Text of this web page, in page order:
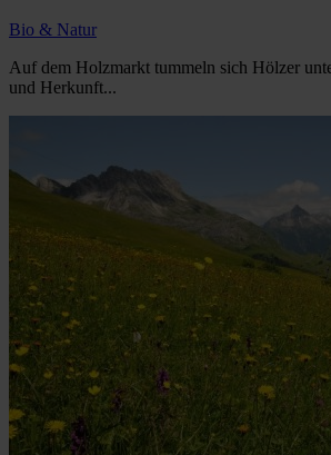
Bio & Natur
Auf dem Holzmarkt tummeln sich Hölzer
und Herkunft...